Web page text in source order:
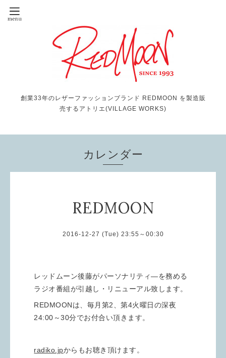
創業33年のレザーファッションブランド REDMOON を製造販
売するアトリエ(VILLAGE WORKS)
カレンダー
REDMOON
2016-12-27 (Tue) 23:55～00:30
レッドムーン後藤がパーソナリティ―を務める
ラジオ番組が引越し・リニューアル致します。
REDMOONは、毎月第2、第4火曜日の深夜
24:00～30分でお付合い頂きます。
radiko.jpからもお聴き頂けます。